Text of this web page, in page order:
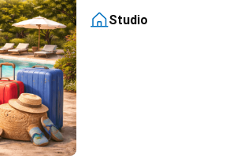
Studio